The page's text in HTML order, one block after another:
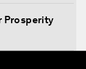
Prosperity